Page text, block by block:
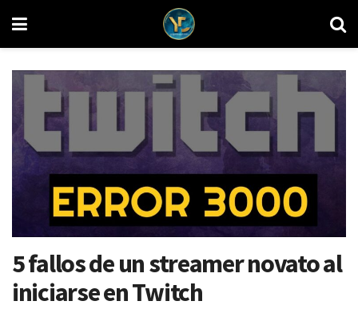
5 fallos de un streamer novato al
iniciarse en Twitch